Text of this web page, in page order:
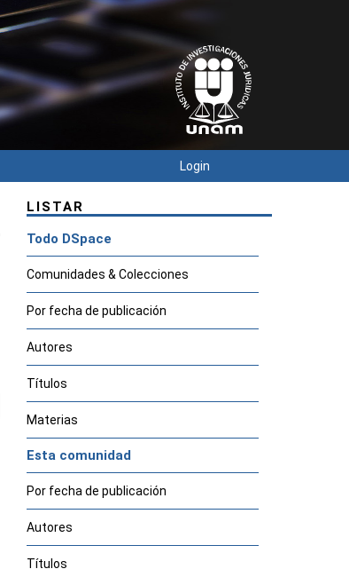
Login
LISTAR
Todo DSpace
Comunidades & Colecciones
Por fecha de publicación
Autores
Títulos
Materias
Esta comunidad
Por fecha de publicación
Autores
Títulos